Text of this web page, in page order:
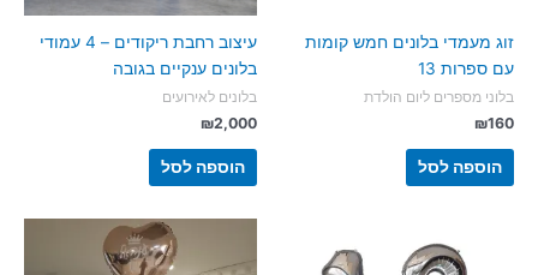
זוג מעמדי בלונים חמש קומות
עם ספרות 13
בלוני מספרים ליום הולדת
₪160
הוספה לסל
עיצוב רחבת ריקודים – 4 עמודי
בלונים ענקיים בגובה
בלונים לאירועים
₪2,000
הוספה לסל